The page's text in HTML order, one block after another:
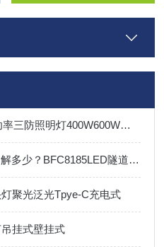
NTC9286LED投光灯大功率三防照明灯400W600W体育馆机场船厂
化工厂LED吸顶灯，你了解多少？BFC8185LED隧道灯电缆夹层
聚光泛光Tpye-C充电式
挂式壁挂式